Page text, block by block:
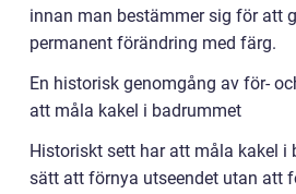
innan man bestämmer sig för att
permanent förändring med färg.
En historisk genomgång av för-
att måla kakel i badrummet
Historiskt sett har att måla kakel i
sätt att förnya utseendet utan att